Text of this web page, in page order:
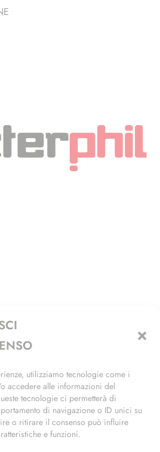
utilizziamo tecnologie come i
accedere alle informazioni del
tecnologie ci permetterà di
di navigazione o ID unici su
o ritirare il consenso può influire
e funzioni.
Sul Naviglio (MI)